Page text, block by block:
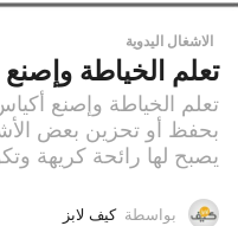
الاشغال اليدوية
تعلم الخياطة وإصنع
تعلم الخياطة وإصنع
بحفظ أو تحزين بعض
يصبح لها رائحة كريهة
بواسطة كيف لابز